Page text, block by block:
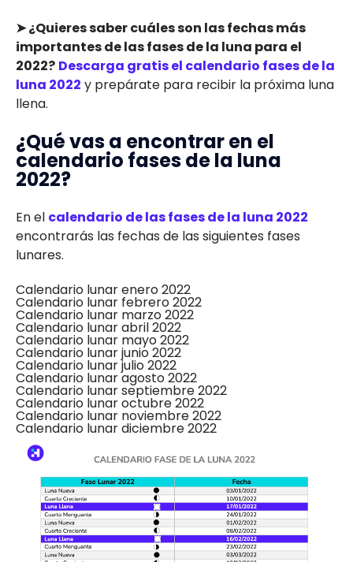
➤ ¿Quieres saber cuáles son las fechas más
importantes de las fases de la luna para el
2022? Descarga gratis el calendario fases de la
luna 2022 y prepárate para recibir la próxima luna
llena.
¿Qué vas a encontrar en el
calendario fases de la luna
2022?
En el calendario de las fases de la luna 2022
encontrarás las fechas de las siguientes fases
lunares.
Calendario lunar enero 2022
Calendario lunar febrero 2022
Calendario lunar marzo 2022
Calendario lunar abril 2022
Calendario lunar mayo 2022
Calendario lunar junio 2022
Calendario lunar julio 2022
Calendario lunar agosto 2022
Calendario lunar septiembre 2022
Calendario lunar octubre 2022
Calendario lunar noviembre 2022
Calendario lunar diciembre 2022